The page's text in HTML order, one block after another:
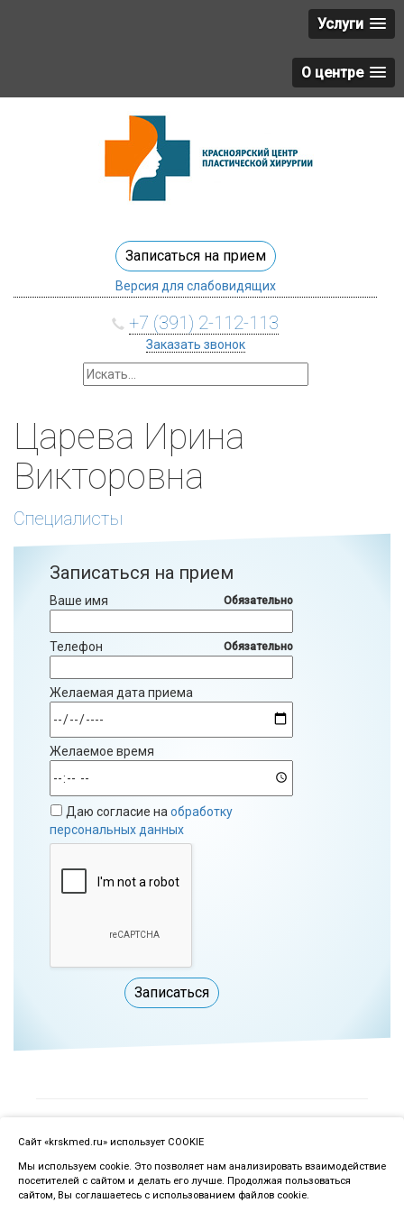
Услуги
О центре
Записаться на прием
Версия для слабовидящих
+7 (391) 2-112-113
Заказать звонок
Царева Ирина
Викторовна
Специалисты
Записаться на прием
Ваше имя Обязательно
Телефон Обязательно
Желаемая дата приема
Желаемое время
Даю согласие на обработку
персональных данных
Записаться
Сайт «krskmed.ru» использует COOKIE
Мы используем cookie. Это позволяет нам анализировать взаимодействие
посетителей с сайтом и делать его лучше. Продолжая пользоваться
сайтом, Вы соглашаетесь с использованием файлов cookie.
пользователей сайта
© 2015-2026 Все права защищены.